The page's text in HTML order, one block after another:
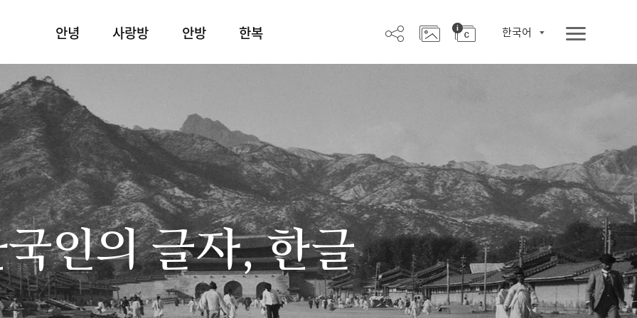
안녕 사랑방 안방 한복 한국어
인의 글자, 한글